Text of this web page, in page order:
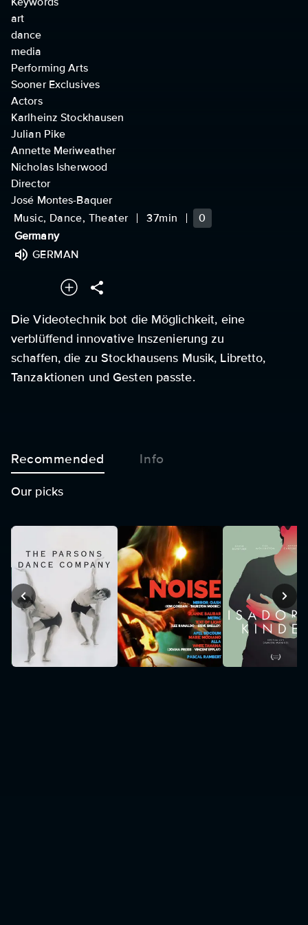
art
dance
media
Performing Arts
Sooner Exclusives
Actors
Karlheinz Stockhausen
Julian Pike
Annette Meriweather
Nicholas Isherwood
Director
José Montes-Baquer
Music, Dance, Theater
37min
0
Germany
GERMAN
Die Videotechnik bot die Möglichkeit, eine
verblüffend innovative Inszenierung zu
schaffen, die zu Stockhausens Musik, Libretto,
Tanzaktionen und Gesten passte.
Recommended Info
Our picks